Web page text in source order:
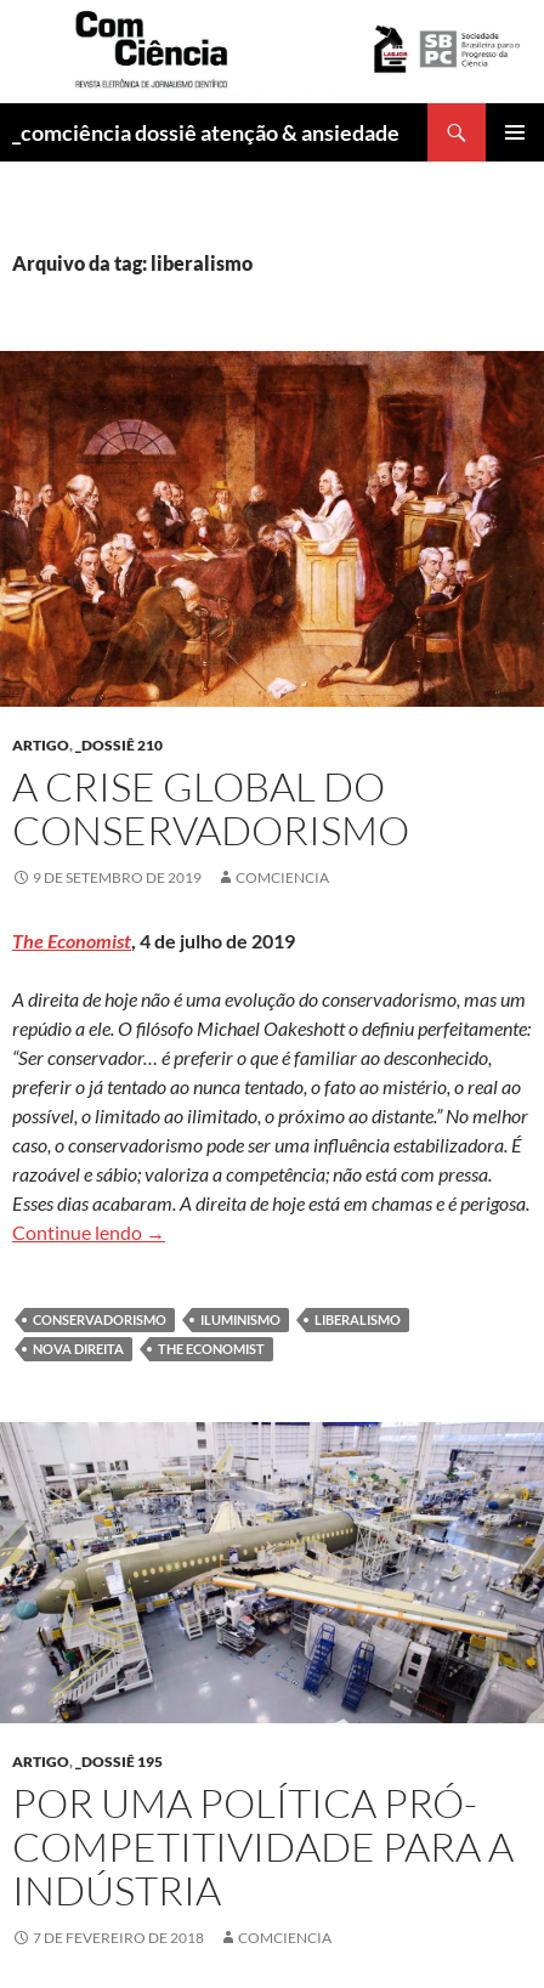
_comciência dossiê atenção & ansiedade
Arquivo da tag: liberalismo
ARTIGO, _DOSSIÊ 210
A CRISE GLOBAL DO
CONSERVADORISMO
9 DE SETEMBRO DE 2019 COMCIENCIA
The Economist, 4 de julho de 2019
A direita de hoje não é uma evolução do conservadorismo, mas um
repúdio a ele. O filósofo Michael Oakeshott o definiu perfeitamente:
“Ser conservador… é preferir o que é familiar ao desconhecido,
preferir o já tentado ao nunca tentado, o fato ao mistério, o real ao
possível, o limitado ao ilimitado, o próximo ao distante.” No melhor
caso, o conservadorismo pode ser uma influência estabilizadora. É
razoável e sábio; valoriza a competência; não está com pressa.
Esses dias acabaram. A direita de hoje está em chamas e é perigosa.
Continue lendo A crise global do conservadorismo
→
CONSERVADORISMO ILUMINISMO
LIBERALISMO
NOVA DIREITA
THE ECONOMIST
ARTIGO, _DOSSIÊ 195
POR UMA POLÍTICA PRÓ-
COMPETITIVIDADE PARA A
INDÚSTRIA
7 DE FEVEREIRO DE 2018 COMCIENCIA